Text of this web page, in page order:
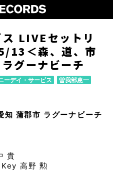
LIVEセットリ
13＜森、道、市
グーナビーチ
ーデイ・サービス 曽我部恵一
知 蒲郡市 ラグーナビーチ
貴
高野 勲